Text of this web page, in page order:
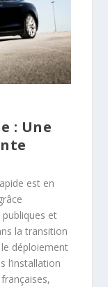
: Une
est en
et
la transition
déploiement
l’installation